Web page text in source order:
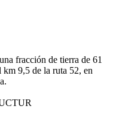
fracción de tierra de 61
km 9,5 de la ruta 52, en